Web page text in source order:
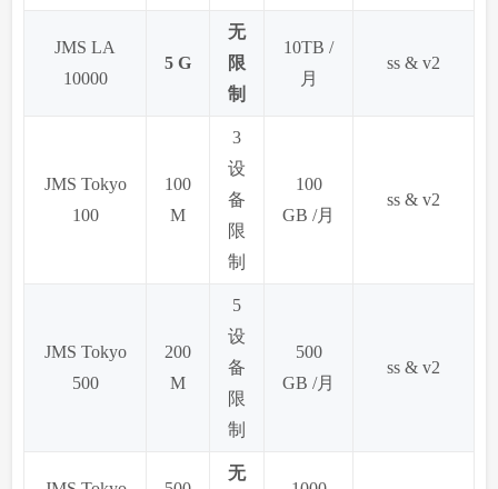
JMS LA
10000
5 G
无
限
制
10TB /
月
ss & v2
JMS Tokyo
100
100
M
3
设
备
限
制
100
GB /月
ss & v2
JMS Tokyo
500
200
M
5
设
备
限
制
500
GB /月
ss & v2
无